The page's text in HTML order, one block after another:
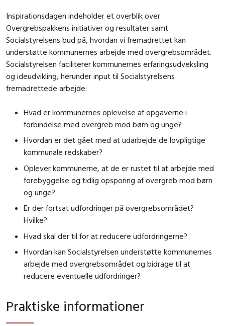
Inspirationsdagen indeholder et overblik over
Overgrebspakkens initiativer og resultater samt
Socialstyrelsens bud på, hvordan vi fremadrettet kan
understøtte kommunernes arbejde med overgrebsområdet.
Socialstyrelsen faciliterer kommunernes erfaringsudveksling
og ideudvikling, herunder input til Socialstyrelsens
fremadrettede arbejde:
Hvad er kommunernes oplevelse af opgaverne i
forbindelse med overgreb mod børn og unge?
Hvordan er det gået med at udarbejde de lovpligtige
kommunale redskaber?
Oplever kommunerne, at de er rustet til at arbejde med
forebyggelse og tidlig opsporing af overgreb mod børn
og unge?
Er der fortsat udfordringer på overgrebsområdet?
Hvilke?
Hvad skal der til for at reducere udfordringerne?
Hvordan kan Socialstyrelsen understøtte kommunernes
arbejde med overgrebsområdet og bidrage til at
reducere eventuelle udfordringer?
Praktiske informationer